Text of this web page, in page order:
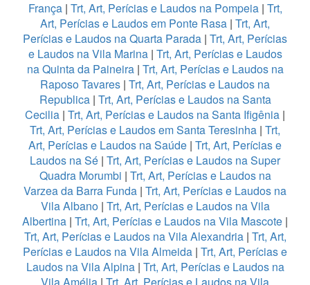
França | Trt, Art, Perícias e Laudos na Pompeia| Trt,
Art, Perícias e Laudos em Ponte Rasa | Trt, Art,
Perícias e Laudos na Quarta Parada | Trt, Art, Perícias
e Laudos na Vila Marina| Trt, Art, Perícias e Laudos
na Quinta da Paineira| Trt, Art, Perícias e Laudos na
Raposo Tavares | Trt, Art, Perícias e Laudos na
Republica| Trt, Art, Perícias e Laudos na Santa
Cecilia | Trt, Art, Perícias e Laudos na Santa Ifigênia |
Trt, Art, Perícias e Laudos em Santa Teresinha | Trt,
Art, Perícias e Laudos na Saúde | Trt, Art, Perícias e
Laudos na Sé | Trt, Art, Perícias e Laudos na Super
Quadra Morumbi | Trt, Art, Perícias e Laudos na
Varzea da Barra Funda | Trt, Art, Perícias e Laudos na
Vila Albano| Trt, Art, Perícias e Laudos na Vila
Albertina | Trt, Art, Perícias e Laudos na Vila Mascote |
Trt, Art, Perícias e Laudos na Vila Alexandria| Trt, Art,
Perícias e Laudos na Vila Almeida | Trt, Art, Perícias e
Laudos na Vila Alpina | Trt, Art, Perícias e Laudos na